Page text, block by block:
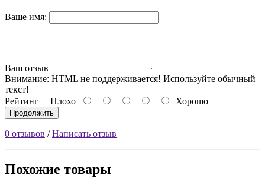
Ваше имя:
Ваш отзыв
Внимание: HTML не поддерживается! Используйте обычный
текст!
Рейтинг Плохо Хорошо
Продолжить
0 отзывов /Написать отзыв
Похожие товары